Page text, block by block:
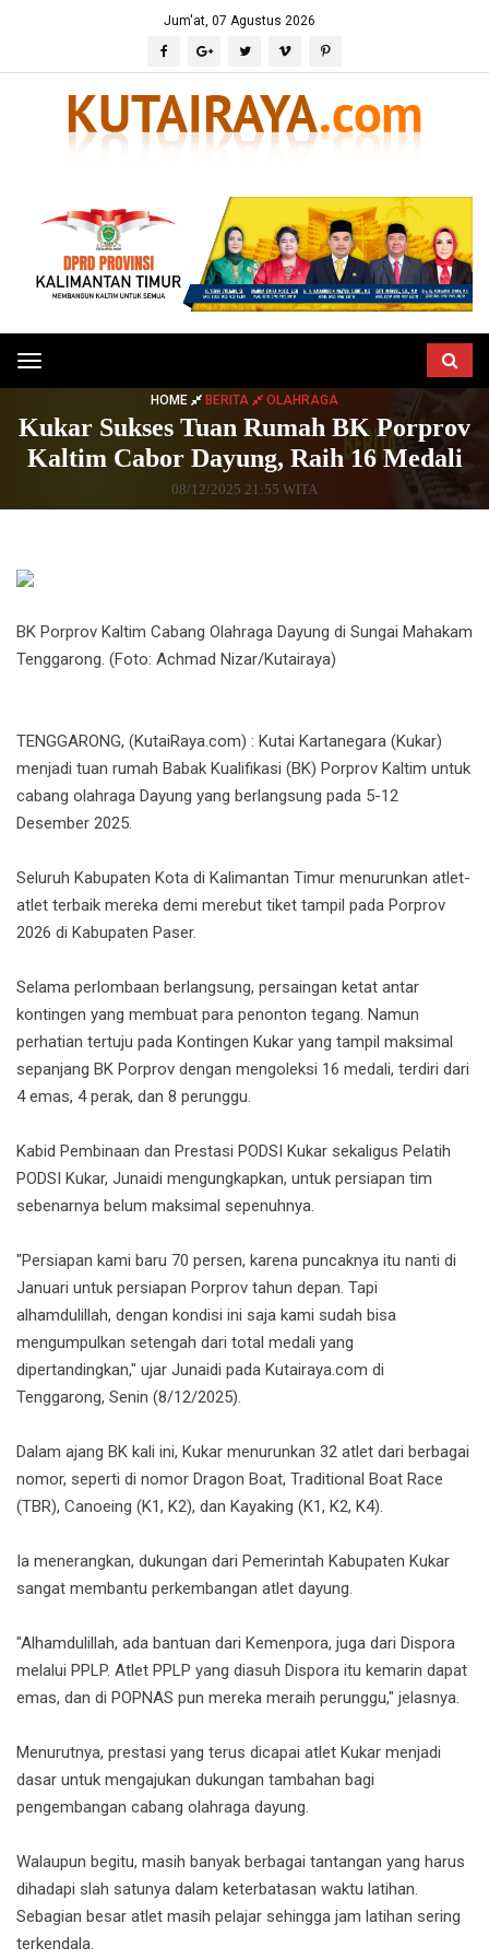
Jum'at, 07 Agustus 2026
Toggle
navigation
HOME BERITA OLAHRAGA
Kukar Sukses Tuan Rumah BK Porprov
Kaltim Cabor Dayung, Raih 16 Medali
08/12/2025 21:55 WITA
BK Porprov Kaltim Cabang Olahraga Dayung di Sungai Mahakam
Tenggarong. (Foto: Achmad Nizar/Kutairaya)
TENGGARONG, (KutaiRaya.com) : Kutai Kartanegara (Kukar)
menjadi tuan rumah Babak Kualifikasi (BK) Porprov Kaltim untuk
cabang olahraga Dayung yang berlangsung pada 5-12
Desember 2025.
Seluruh Kabupaten Kota di Kalimantan Timur menurunkan atlet-
atlet terbaik mereka demi merebut tiket tampil pada Porprov
2026 di Kabupaten Paser.
Selama perlombaan berlangsung, persaingan ketat antar
kontingen yang membuat para penonton tegang. Namun
perhatian tertuju pada Kontingen Kukar yang tampil maksimal
sepanjang BK Porprov dengan mengoleksi 16 medali, terdiri dari
4 emas, 4 perak, dan 8 perunggu.
Kabid Pembinaan dan Prestasi PODSI Kukar sekaligus Pelatih
PODSI Kukar, Junaidi mengungkapkan, untuk persiapan tim
sebenarnya belum maksimal sepenuhnya.
"Persiapan kami baru 70 persen, karena puncaknya itu nanti di
Januari untuk persiapan Porprov tahun depan. Tapi
alhamdulillah, dengan kondisi ini saja kami sudah bisa
mengumpulkan setengah dari total medali yang
dipertandingkan," ujar Junaidi pada Kutairaya.com di
Tenggarong, Senin (8/12/2025).
Dalam ajang BK kali ini, Kukar menurunkan 32 atlet dari berbagai
nomor, seperti di nomor Dragon Boat, Traditional Boat Race
(TBR), Canoeing (K1, K2), dan Kayaking (K1, K2, K4).
Ia menerangkan, dukungan dari Pemerintah Kabupaten Kukar
sangat membantu perkembangan atlet dayung.
"Alhamdulillah, ada bantuan dari Kemenpora, juga dari Dispora
melalui PPLP. Atlet PPLP yang diasuh Dispora itu kemarin dapat
emas, dan di POPNAS pun mereka meraih perunggu," jelasnya.
Menurutnya, prestasi yang terus dicapai atlet Kukar menjadi
dasar untuk mengajukan dukungan tambahan bagi
pengembangan cabang olahraga dayung.
Walaupun begitu, masih banyak berbagai tantangan yang harus
dihadapi slah satunya dalam keterbatasan waktu latihan.
Sebagian besar atlet masih pelajar sehingga jam latihan sering
terkendala.